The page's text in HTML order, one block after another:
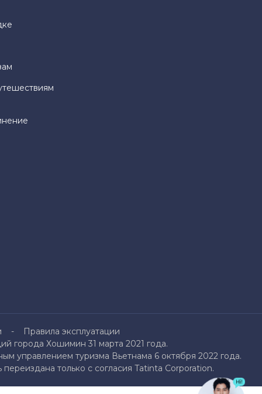
Правила эксплуатации
города Хошимин 31 марта 2021 года.
управлением туризма Вьетнама 6 октября 2022 года.
только с согласия Tatinta Corporation.